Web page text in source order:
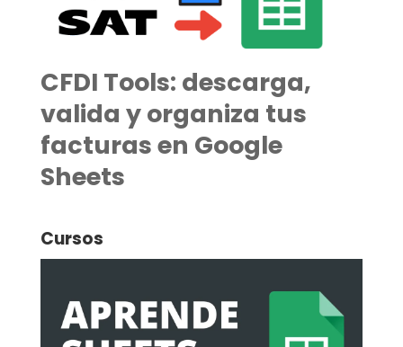
CFDI Tools: descarga,
valida y organiza tus
facturas en Google
Sheets
Cursos